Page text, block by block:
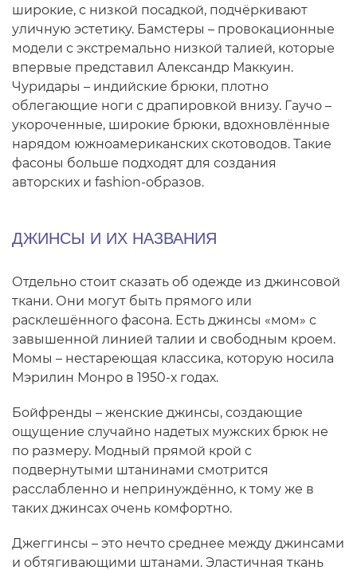
широкие, с низкой посадкой, подчёркивают
уличную эстетику. Бамстеры – провокационные
модели с экстремально низкой талией, которые
впервые представил Александр Маккуин.
Чуридары – индийские брюки, плотно
облегающие ноги с драпировкой внизу. Гаучо –
укороченные, широкие брюки, вдохновлённые
нарядом южноамериканских скотоводов. Такие
фасоны больше подходят для создания
авторских и fashion-образов.
ДЖИНСЫ И ИХ НАЗВАНИЯ
Отдельно стоит сказать об одежде из джинсовой
ткани. Они могут быть прямого или
расклешённого фасона. Есть джинсы «мом» с
завышенной линией талии и свободным кроем.
Момы – нестареющая классика, которую носила
Мэрилин Монро в 1950-х годах.
Бойфренды – женские джинсы, создающие
ощущение случайно надетых мужских брюк не
по размеру. Модный прямой крой с
подвернутыми штанинами смотрится
расслабленно и непринуждённо, к тому же в
таких джинсах очень комфортно.
Джеггинсы – это нечто среднее между джинсами
и обтягивающими штанами. Эластичная ткань